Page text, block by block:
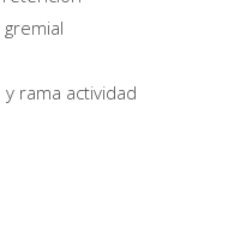
rama actividad